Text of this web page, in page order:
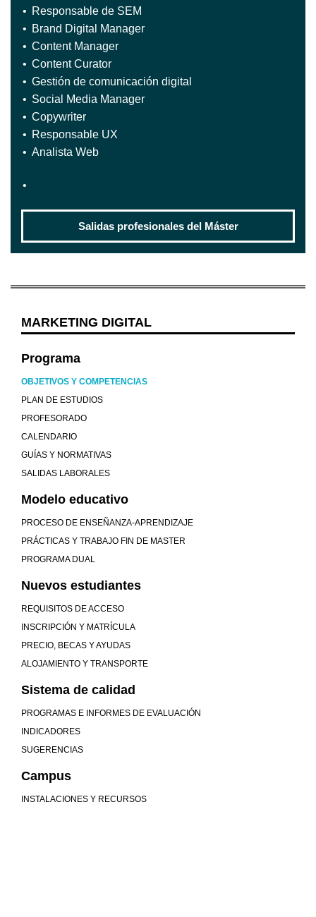
Responsable de SEM
Brand Digital Manager
Content Manager
Content Curator
Gestión de comunicación digital
Social Media Manager
Copywriter
Responsable UX
Analista Web
Salidas profesionales del Máster
MARKETING DIGITAL
Programa
OBJETIVOS Y COMPETENCIAS
PLAN DE ESTUDIOS
PROFESORADO
CALENDARIO
GUÍAS Y NORMATIVAS
SALIDAS LABORALES
Modelo educativo
PROCESO DE ENSEÑANZA-APRENDIZAJE
PRÁCTICAS Y TRABAJO FIN DE MASTER
PROGRAMA DUAL
Nuevos estudiantes
REQUISITOS DE ACCESO
INSCRIPCIÓN Y MATRÍCULA
PRECIO, BECAS Y AYUDAS
ALOJAMIENTO Y TRANSPORTE
Sistema de calidad
PROGRAMAS E INFORMES DE EVALUACIÓN
INDICADORES
SUGERENCIAS
Campus
INSTALACIONES Y RECURSOS